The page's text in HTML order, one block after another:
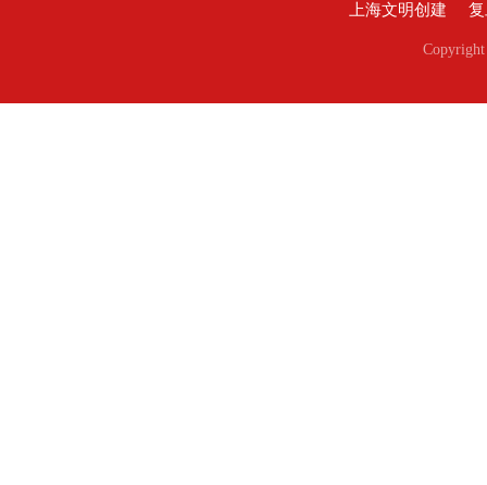
上海文明创建